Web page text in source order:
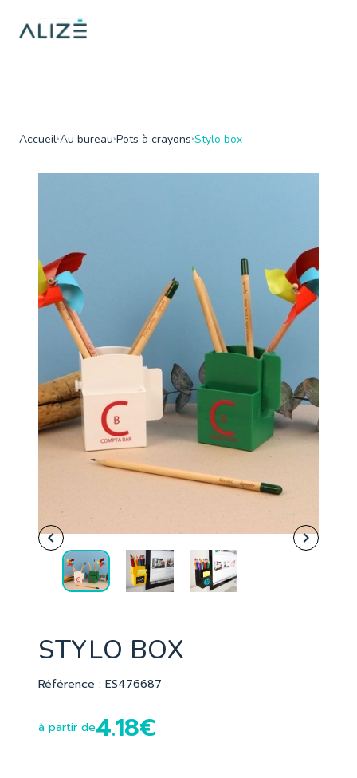
on line137
Accueil Au bureau Pots à crayons Stylo box
 
STYLO BOX
Référence : ES476687
à partir de4.18€